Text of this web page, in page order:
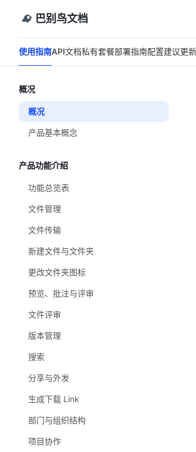
巴别鸟文档
使用指南API文档私有套餐部署指南配置建议更
概况
概况
产品基本概念
产品功能介绍
功能总览表
文件管理
文件传输
新建文件与文件夹
更改文件夹图标
预览、批注与评审
文件评审
版本管理
搜索
分享与外发
生成下载 Link
部门与组织结构
项目协作